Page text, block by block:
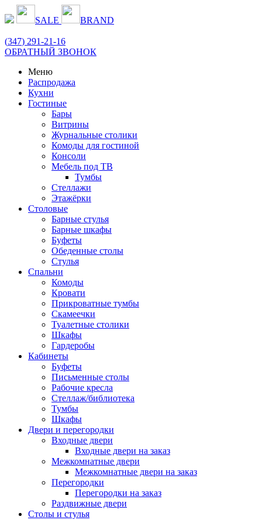
SALE BRAND
(347) 291-21-16
ОБРАТНЫЙ ЗВОНОК
Меню
Распродажа
Кухни
Гостиные
Бары
Витрины
Журнальные столики
Комоды для гостиной
Консоли
Мебель под ТВ
Тумбы
Стеллажи
Этажёрки
Столовые
Барные стулья
Барные шкафы
Буфеты
Обеденные столы
Стулья
Спальни
Комоды
Кровати
Прикроватные тумбы
Скамеечки
Туалетные столики
Шкафы
Гардеробы
Кабинеты
Буфеты
Письменные столы
Рабочие кресла
Стеллаж/библиотека
Тумбы
Шкафы
Двери и перегородки
Входные двери
Входные двери на заказ
Межкомнатные двери
Межкомнатные двери на заказ
Перегородки
Перегородки на заказ
Раздвижные двери
Столы и стулья